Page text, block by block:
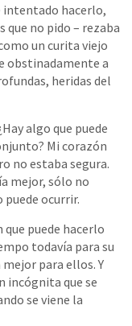
intentado hacerlo,
que no pido – rezaba
un curita viejo
obstinadamente a
heridas del
algo que puede
Mi corazón
no estaba segura.
mejor, sólo no
ocurrir.
que puede hacerlo
todavía para su
mejor para ellos. Y
incógnita que se
se viene la